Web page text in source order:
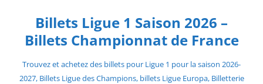
contentBillets Ligue 1 Saison 2026 –
Billets Championnat de France
Trouvez et achetez des billets pour Ligue 1 pour la saison 2026-
2027, Billets Ligue des Champions, billets Ligue Europa, Billetterie